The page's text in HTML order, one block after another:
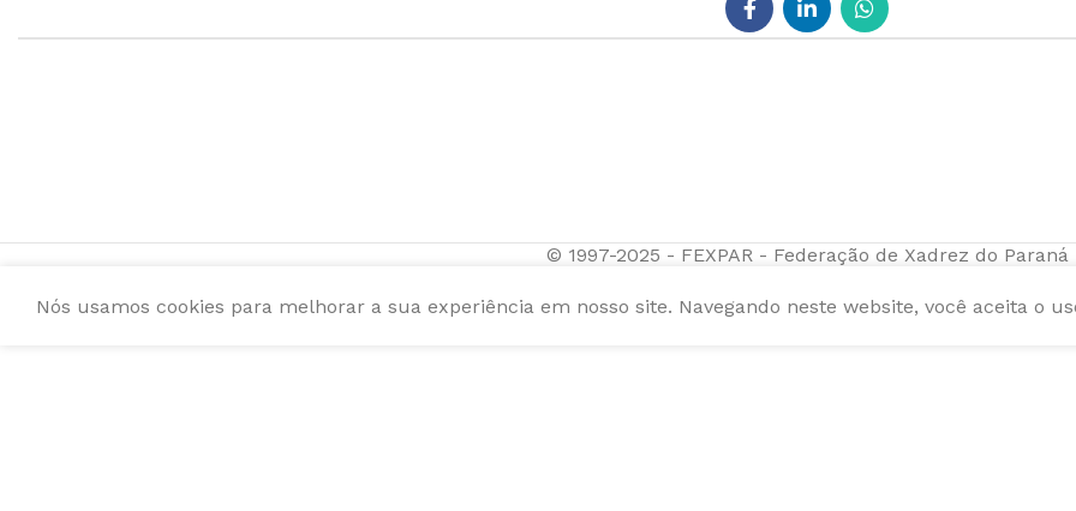
© 1997-2025 - FEXPAR - Federação de Xadrez do Paraná
Nós usamos cookies para melhorar a sua experiência em nosso site. Navegando neste website, você aceita o